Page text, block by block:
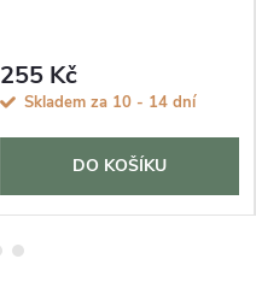
255 Kč
Skladem za 10 - 14 dní
DO KOŠÍKU